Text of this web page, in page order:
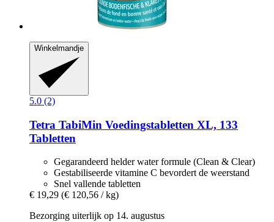
Winkelmandje
5.0 (2)
Tetra TabiMin Voedingstabletten XL, 133
Tabletten
Gegarandeerd helder water formule (Clean & Clear)
Gestabiliseerde vitamine C bevordert de weerstand
Snel vallende tabletten
€ 19,29 (€ 120,56 / kg)
Bezorging uiterlijk op 14. augustus